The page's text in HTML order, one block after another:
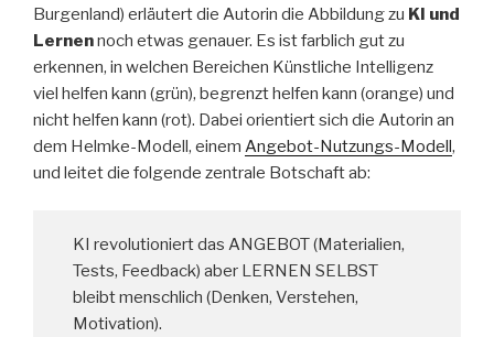
Burgenland) erläutert die Autorin die Abbildung zu KI und
Lernennoch etwas genauer. Es ist farblich gut zu
erkennen, in welchen Bereichen Künstliche Intelligenz
viel helfen kann (grün), begrenzt helfen kann (orange) und
nicht helfen kann (rot). Dabei orientiert sich die Autorin an
dem Helmke-Modell, einem Angebot-Nutzungs-Modell,
und leitet die folgende zentrale Botschaft ab:
KI revolutioniert das ANGEBOT (Materialien,
Tests, Feedback) aber LERNEN SELBST
bleibt menschlich (Denken, Verstehen,
Motivation).